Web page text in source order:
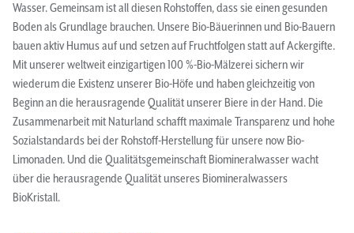
Wasser. Gemeinsam ist all diesen Rohstoffen, dass sie einen gesunden
Boden als Grundlage brauchen. Unsere Bio-Bäuerinnen und Bio-Bauern
bauen aktiv Humus auf und setzen auf Fruchtfolgen statt auf Ackergifte.
Mit unserer weltweit einzigartigen 100 %-Bio-Mälzerei sichern wir
wiederum die Existenz unserer Bio-Höfe und haben gleichzeitig von
Beginn an die herausragende Qualität unserer Biere in der Hand. Die
Zusammenarbeit mit Naturland schafft maximale Transparenz und hohe
Sozialstandards bei der Rohstoff-Herstellung für unsere now Bio-
Limonaden. Und die Qualitätsgemeinschaft Biomineralwasser wacht
über die herausragende Qualität unseres Biomineralwassers
BioKristall.